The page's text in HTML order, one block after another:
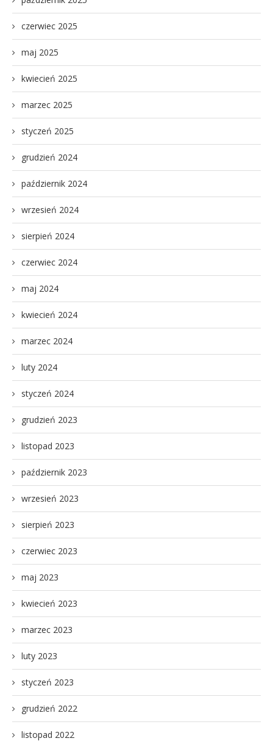
czerwiec 2025
maj 2025
kwiecień 2025
marzec 2025
styczeń 2025
grudzień 2024
październik 2024
wrzesień 2024
sierpień 2024
czerwiec 2024
maj 2024
kwiecień 2024
marzec 2024
luty 2024
styczeń 2024
grudzień 2023
listopad 2023
październik 2023
wrzesień 2023
sierpień 2023
czerwiec 2023
maj 2023
kwiecień 2023
marzec 2023
luty 2023
styczeń 2023
grudzień 2022
listopad 2022